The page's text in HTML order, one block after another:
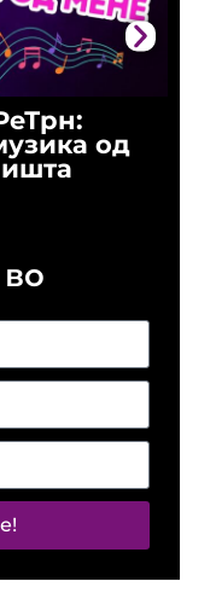
од